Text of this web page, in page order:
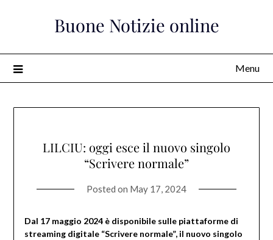
Buone Notizie online
Menu
LILCIU: oggi esce il nuovo singolo
“Scrivere normale”
Posted on May 17, 2024
Dal 17 maggio 2024 è disponibile sulle piattaforme di
streaming digitale“Scrivere normale”, il nuovo singolo